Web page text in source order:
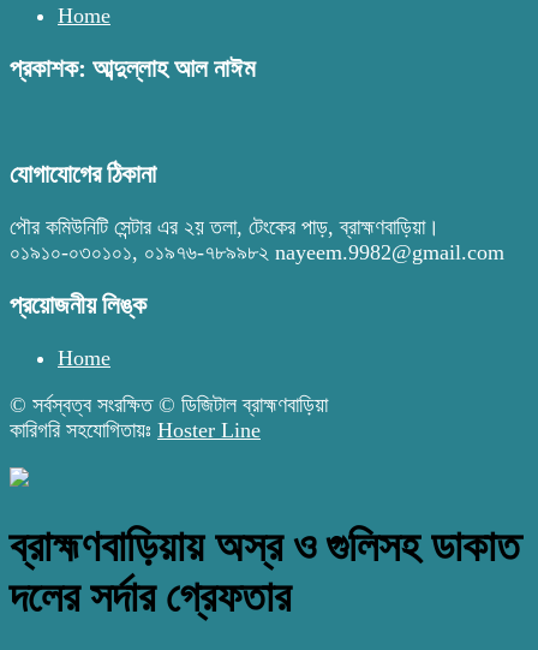
Home
প্রকাশক: আব্দুল্লাহ আল নাঈম
যোগাযোগের ঠিকানা
পৌর কমিউনিটি সেন্টার এর ২য় তলা, টেংকের পাড়, ব্রাহ্মণবাড়িয়া।
০১৯১০-০৩০১০১, ০১৯৭৬-৭৮৯৯৮২ nayeem.9982@gmail.com
প্রয়োজনীয় লিঙ্ক
Home
© সর্বস্বত্ব সংরক্ষিত © ডিজিটাল ব্রাহ্মণবাড়িয়া
কারিগরি সহযোগিতায়ঃ Hoster Line
ব্রাহ্মণবাড়িয়ায় অস্র ও গুলিসহ ডাকাত
দলের সর্দার গ্রেফতার